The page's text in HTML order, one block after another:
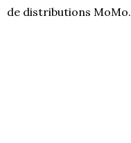
de distributions MoMo.